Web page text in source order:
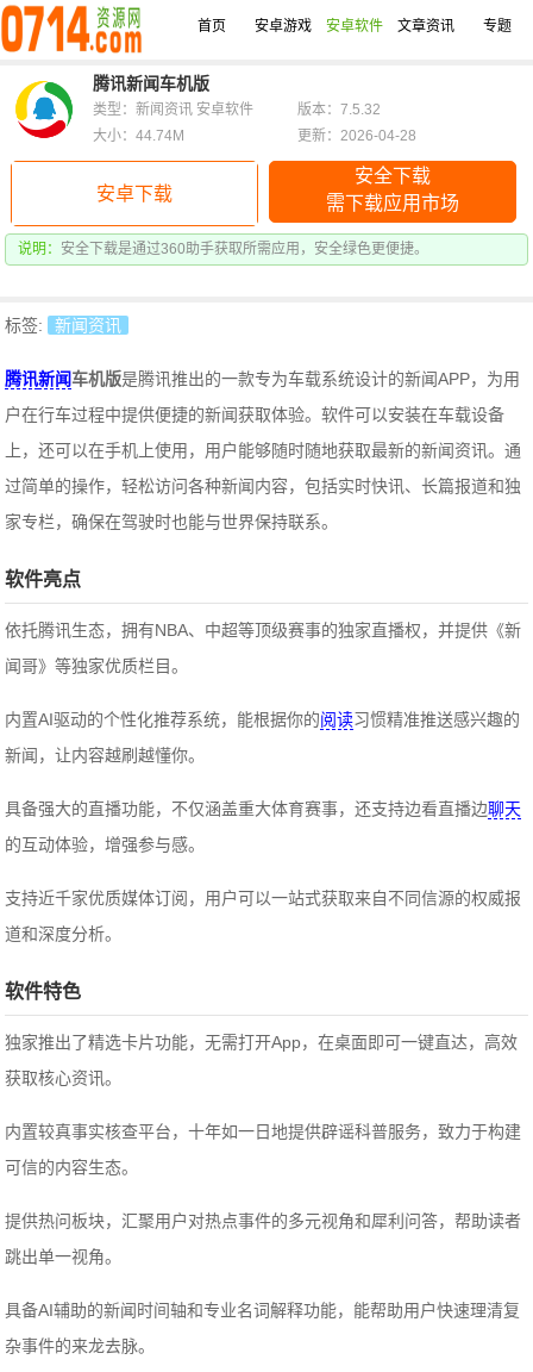
首页 安卓游戏 安卓软件 文章资讯 专题
腾讯新闻车机版
安卓下载
安全下载
需下载应用市场
说明： 安全下载是通过360助手获取所需应用，安全绿色更便捷。
类型：新闻资讯 安卓软件
版本：7.5.32
大小：44.74M
更新：2026-04-28
标签: 新闻资讯
腾讯新闻车机版是腾讯推出的一款专为车载系统设计的新闻APP，为用
户在行车过程中提供便捷的新闻获取体验。软件可以安装在车载设备
上，还可以在手机上使用，用户能够随时随地获取最新的新闻资讯。通
过简单的操作，轻松访问各种新闻内容，包括实时快讯、长篇报道和独
家专栏，确保在驾驶时也能与世界保持联系。
软件亮点
依托腾讯生态，拥有NBA、中超等顶级赛事的独家直播权，并提供《新
闻哥》等独家优质栏目。
内置AI驱动的个性化推荐系统，能根据你的阅读习惯精准推送感兴趣的
新闻，让内容越刷越懂你。
具备强大的直播功能，不仅涵盖重大体育赛事，还支持边看直播边聊天
的互动体验，增强参与感。
支持近千家优质媒体订阅，用户可以一站式获取来自不同信源的权威报
道和深度分析。
软件特色
独家推出了精选卡片功能，无需打开App，在桌面即可一键直达，高效
获取核心资讯。
内置较真事实核查平台，十年如一日地提供辟谣科普服务，致力于构建
可信的内容生态。
提供热问板块，汇聚用户对热点事件的多元视角和犀利问答，帮助读者
跳出单一视角。
具备AI辅助的新闻时间轴和专业名词解释功能，能帮助用户快速理清复
杂事件的来龙去脉。